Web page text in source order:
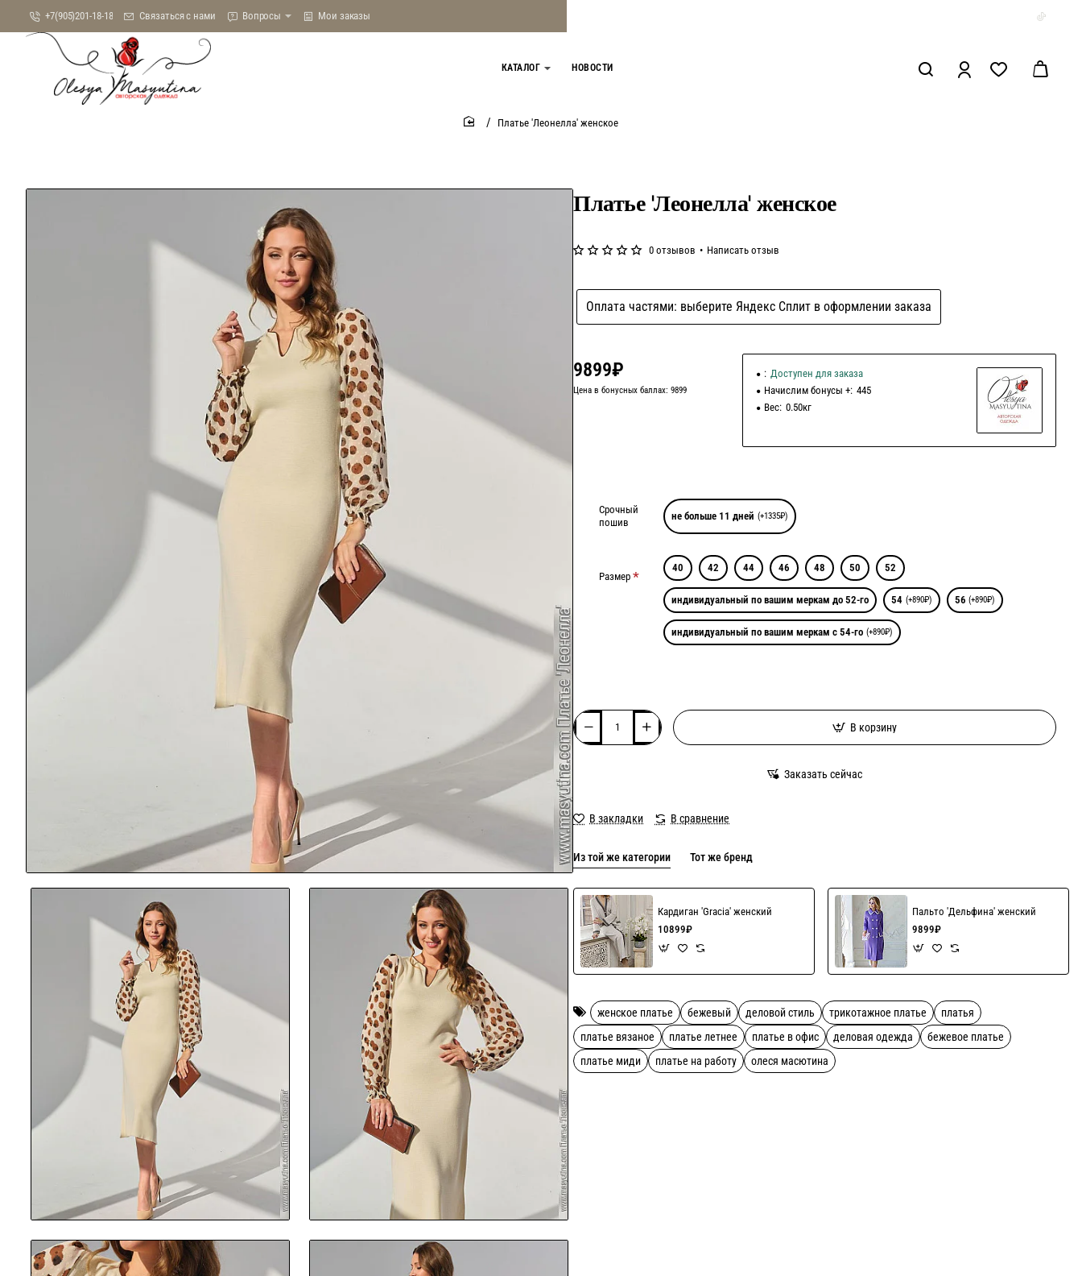
+7(905)201-18-18 Связаться с нами Вопросы Мои заказы
КАТАЛОГ НОВОСТИ
Платье 'Леонелла' женское
Платье 'Леонелла' женское
Оплата частями: выберите Яндекс Сплит в оформлении заказа
0 отзывов • Написать отзыв
9899₽
Цена в бонусных баллах: 9899
: Доступен для заказа
Начислим бонусы +: 445
Вес: 0.50кг
Срочный
пошив
не больше 11 дней (+1335₽)
Размер
40 42 44 46 48 50 52
индивидуальный по вашим меркам до 52-го 54 (+890₽) 56 (+890₽)
индивидуальный по вашим меркам с 54-го (+890₽)
В корзину
Заказать сейчас
В закладки В сравнение
Из той же категории Тот же бренд
Кардиган 'Gracia' женский
10899₽
Пальто 'Дельфина' женский
9899₽
женское платье бежевый деловой стиль трикотажное платье
платья
платье вязаное
платье летнее платье в офис деловая одежда
бежевое платье
платье миди
платье на работу олеся масютина